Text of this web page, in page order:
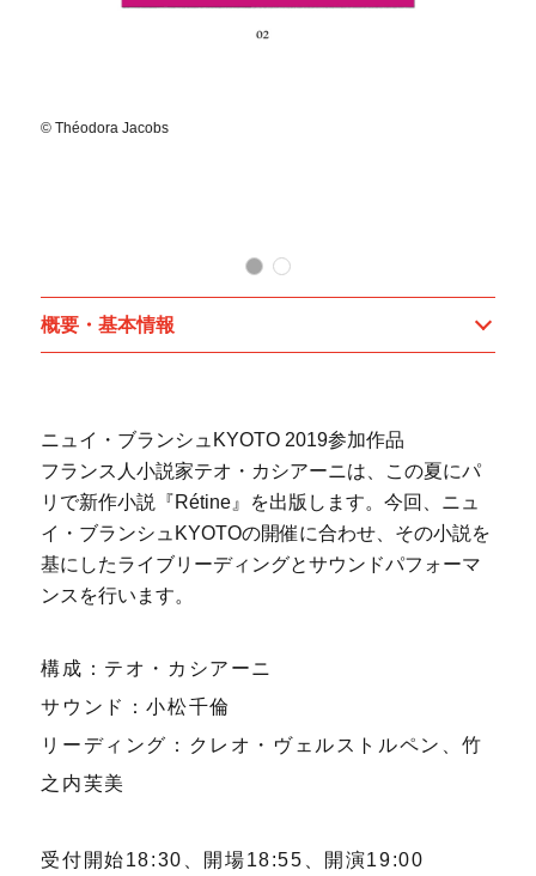
© Théodora Jacobs
概要・基本情報
ニュイ・ブランシュKYOTO 2019参加作品
フランス人小説家テオ・カシアーニは、この夏にパ
リで新作小説『Rétine』を出版します。今回、ニュ
イ・ブランシュKYOTOの開催に合わせ、その小説を
基にしたライブリーディングとサウンドパフォーマ
ンスを行います。
構成：テオ・カシアーニ
サウンド：小松千倫
リーディング：クレオ・ヴェルストルペン、竹
之内芙美
受付開始18:30、開場18:55、開演19:00